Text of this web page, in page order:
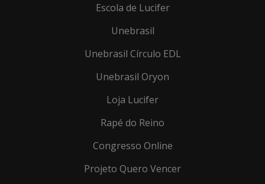
Escola de Lucifer
Unebrasil
Unebrasil Círculo EDL
Unebrasil Oryon
Loja Lucifer
Rapé do Reino
Congresso Online
Projeto Quero Vencer